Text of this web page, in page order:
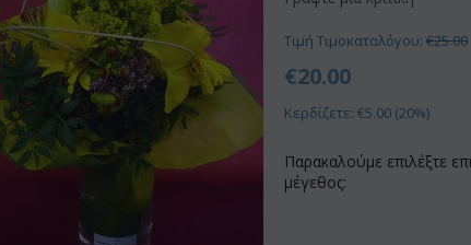
Τιμή Τιμοκαταλόγου: €25.00
€20.00
Κερδίζετε: €5.00 (20%)
Παρακαλούμε επιλέξτε
μέγεθος: